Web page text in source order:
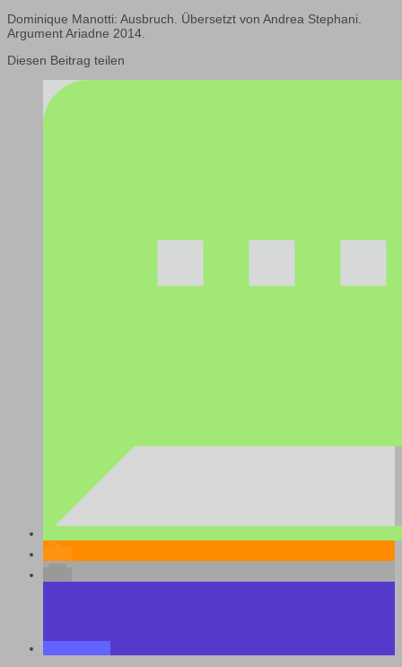
Dominique Manotti: Ausbruch. Übersetzt von Andrea Stephani.
Argument Ariadne 2014.
Diesen Beitrag teilen